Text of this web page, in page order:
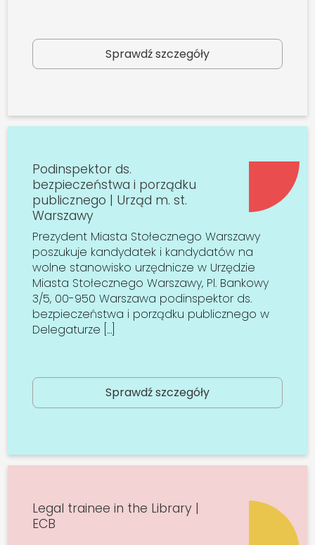
Sprawdź szczegóły
Podinspektor ds.
bezpieczeństwa i porządku
publicznego | Urząd m. st.
Warszawy
Prezydent Miasta Stołecznego Warszawy
poszukuje kandydatek i kandydatów na
wolne stanowisko urzędnicze w Urzędzie
Miasta Stołecznego Warszawy, Pl. Bankowy
3/5, 00-950 Warszawa podinspektor ds.
bezpieczeństwa i porządku publicznego w
Delegaturze […]
Sprawdź szczegóły
Legal trainee in the Library |
ECB